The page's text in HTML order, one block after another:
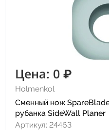
Цена: 0 ₽
Holmenkol
Сменный нож
рубанка SideWall Planer
Артикул: 24463